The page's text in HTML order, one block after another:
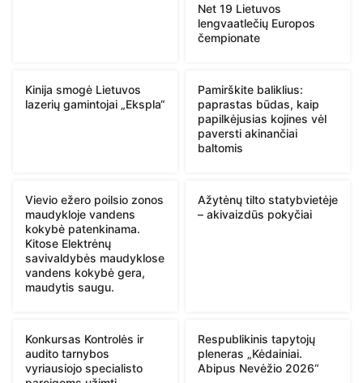
Net 19 Lietuvos
lengvaatlečių Europos
čempionate
Kinija smogė Lietuvos
lazerių gamintojai „Ekspla“
Pamirškite baliklius:
paprastas būdas, kaip
papilkėjusias kojines vėl
paversti akinančiai
baltomis
Vievio ežero poilsio zonos
maudykloje vandens
kokybė patenkinama.
Kitose Elektrėnų
savivaldybės maudyklose
vandens kokybė gera,
maudytis saugu.
Ažytėnų tilto statybvietėje
– akivaizdūs pokyčiai
Konkursas Kontrolės ir
audito tarnybos
vyriausiojo specialisto
Respublikinis tapytojų
pleneras „Kėdainiai.
Abipus Nevėžio 2026“